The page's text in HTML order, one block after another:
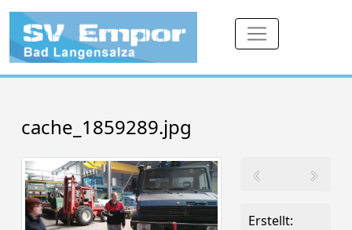
cache_1859289.jpg
Erstellt: